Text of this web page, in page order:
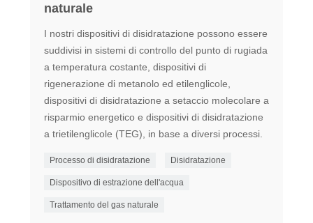
naturale
I nostri dispositivi di disidratazione possono essere
suddivisi in sistemi di controllo del punto di rugiada
a temperatura costante, dispositivi di
rigenerazione di metanolo ed etilenglicole,
dispositivi di disidratazione a setaccio molecolare a
risparmio energetico e dispositivi di disidratazione
a trietilenglicole (TEG), in base a diversi processi.
Processo di disidratazione Disidratazione
Dispositivo di estrazione dell'acqua
Trattamento del gas naturale